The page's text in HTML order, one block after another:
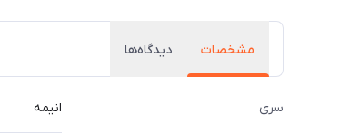
مشخصات دیدگاه‌ها
سری انیمه